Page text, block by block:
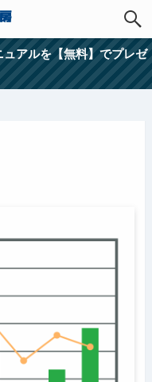
アルを【無料】でプレゼ